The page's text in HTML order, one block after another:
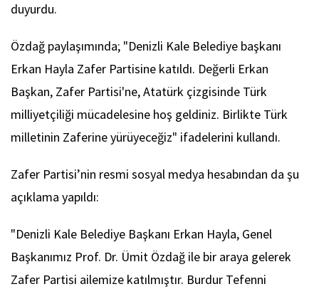
duyurdu.
Özdağ paylaşımında; "Denizli Kale Belediye başkanı
Erkan Hayla Zafer Partisine katıldı. Değerli Erkan
Başkan, Zafer Partisi'ne, Atatürk çizgisinde Türk
milliyetçiliği mücadelesine hoş geldiniz. Birlikte Türk
milletinin Zaferine yürüyeceğiz" ifadelerini kullandı.
Zafer Partisi’nin resmi sosyal medya hesabından da şu
açıklama yapıldı:
"Denizli Kale Belediye Başkanı Erkan Hayla, Genel
Başkanımız Prof. Dr. Ümit Özdağ ile bir araya gelerek
Zafer Partisi ailemize katılmıştır. Burdur Tefenni